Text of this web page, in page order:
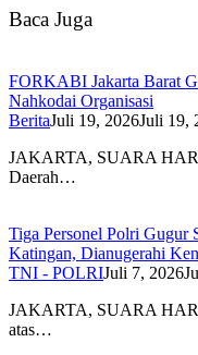
Baca Juga
FORKABI Jakarta Barat
Nahkodai Organisasi
BeritaJuli 19, 2026Juli 19,
JAKARTA, SUARA
Daerah…
Tiga Personel Polri Gugur
Katingan, Dianugerahi
TNI - POLRIJuli 7, 2026
JAKARTA, SUARA
atas…